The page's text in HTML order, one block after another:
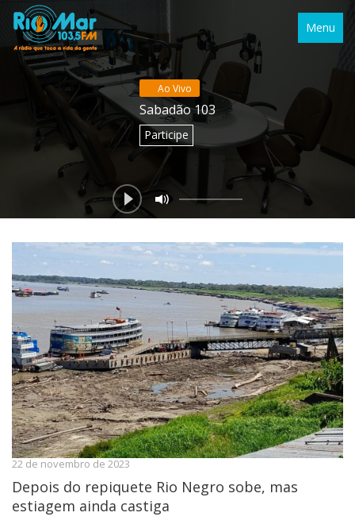
Menu
Ao Vivo
Sabadão 103
Participe
22 de novembro de 2023
Depois do repiquete Rio Negro sobe, mas
estiagem ainda castiga